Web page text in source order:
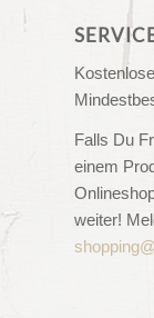
Falls Du
einem
weiter!